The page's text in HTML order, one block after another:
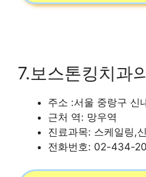
7.보스톤킹치과
주소 :서울 중랑구 신
근처 역: 망우역
진료과목: 스케일링,
전화번호: 02-434-